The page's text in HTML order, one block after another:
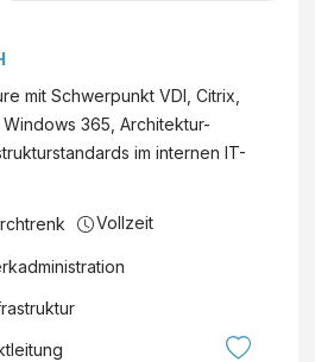
mit Schwerpunkt VDI, Citrix,
365, Architektur-
im internen IT-
Vollzeit